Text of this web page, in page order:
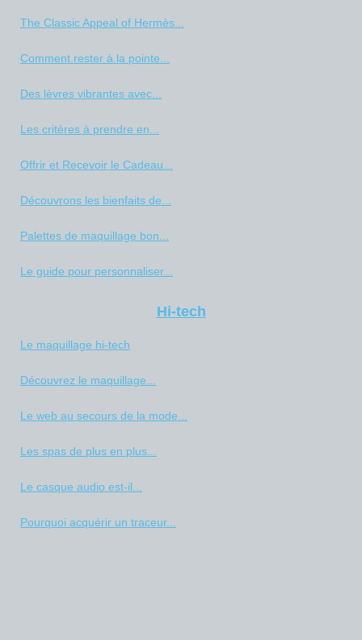
The Classic Appeal of Hermès...
Comment rester à la pointe...
Des lèvres vibrantes avec...
Les critères à prendre en...
Offrir et Recevoir le Cadeau...
Découvrons les bienfaits de...
Palettes de maquillage bon...
Le guide pour personnaliser...
Hi-tech
Le maquillage hi-tech
Découvrez le maquillage...
Le web au secours de la mode...
Les spas de plus en plus...
Le casque audio est-il...
Pourquoi acquérir un traceur...